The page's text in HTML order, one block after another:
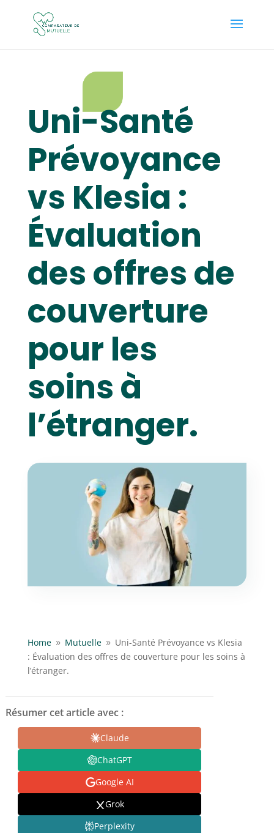
Uni-Santé
Prévoyance
vs Klesia :
Évaluation
des offres de
couverture
pour les
soins à
l’étranger.
Home 9 Mutuelle 9 Uni-Santé Prévoyance vs Klesia
: Évaluation des offres de couverture pour les soins à
l’étranger.
Résumer cet article avec :
Claude
ChatGPT
Google AI
Grok
Perplexity